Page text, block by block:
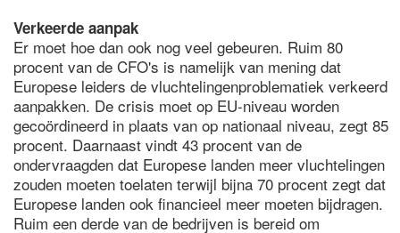
Verkeerde aanpak
Er moet hoe dan ook nog veel gebeuren. Ruim 80
procent van de CFO's is namelijk van mening dat
Europese leiders de vluchtelingenproblematiek verkeerd
aanpakken. De crisis moet op EU-niveau worden
gecoördineerd in plaats van op nationaal niveau, zegt 85
procent. Daarnaast vindt 43 procent van de
ondervraagden dat Europese landen meer vluchtelingen
zouden moeten toelaten terwijl bijna 70 procent zegt dat
Europese landen ook financieel meer moeten bijdragen.
Ruim een derde van de bedrijven is bereid om